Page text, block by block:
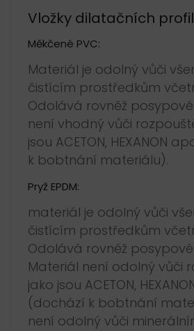
Vložky dilatačních
Měkčené PVC:
Materiál je odolný vůči
čistícím prostředkům
Odolává rovněž
není vhodný vůči
jsou ACETON, HEXANON
k bobtnání materiálu).
Pryž EPDM:
materiál je odolný vůči
čistícím prostředkům
Odolává rovněž posypové
Materiál není odolný vůči
jako jsou ACETON,
(dochází k bobtnání
není odolný vůči